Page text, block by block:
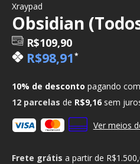
Xraypad
Obsidian
R$109,90
R$98,91*
10% de desconto pagando
12 parcelas de R$9,16 sem
Ver meios
Frete grátis a partir de